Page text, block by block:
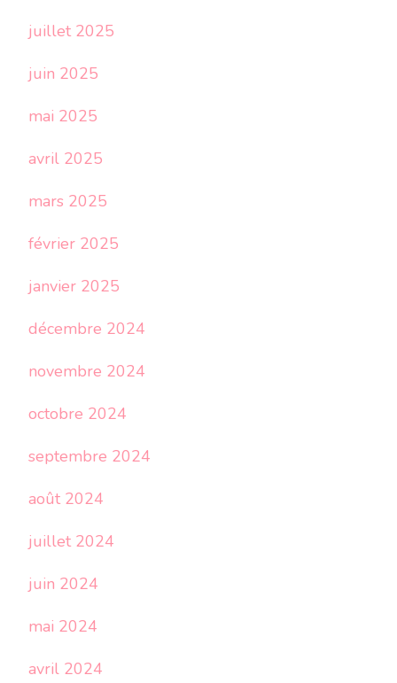
juillet 2025
juin 2025
mai 2025
avril 2025
mars 2025
février 2025
janvier 2025
décembre 2024
novembre 2024
octobre 2024
septembre 2024
août 2024
juillet 2024
juin 2024
mai 2024
avril 2024